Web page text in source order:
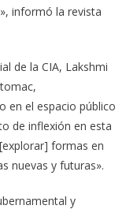
informó la revista
de la CIA, Lakshmi
en el espacio público
de inflexión en esta
formas en
nuevas y futuras».
y